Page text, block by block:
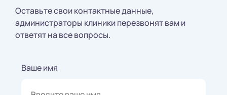
Оставьте свои контактные данные,
администраторы клиники перезвонят вам и
ответят на все вопросы.
Ваше имя